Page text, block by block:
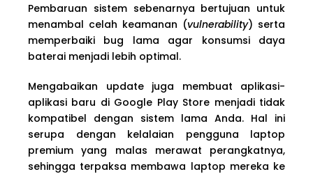
Pembaruan sistem sebenarnya bertujuan untuk
menambal celah keamanan (vulnerability) serta
memperbaiki bug lama agar konsumsi daya
baterai menjadi lebih optimal.
Mengabaikan update juga membuat aplikasi-
aplikasi baru di Google Play Store menjadi tidak
kompatibel dengan sistem lama Anda. Hal ini
serupa dengan kelalaian pengguna laptop
premium yang malas merawat perangkatnya,
sehingga terpaksa membawa laptop mereka ke